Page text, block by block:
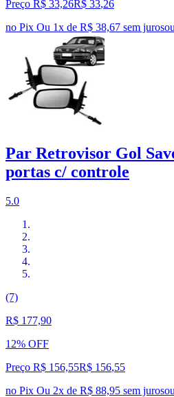
Preço R$ 33,26R$ 33,26
no Pix Ou 1x de R$ 38,67 sem jurosou
Par Retrovisor Gol
portas c/ controle
5.0
(7)
R$ 177,90
12% OFF
Preço R$ 156,55R$ 156,55
no Pix Ou 2x de R$ 88,95 sem jurosou